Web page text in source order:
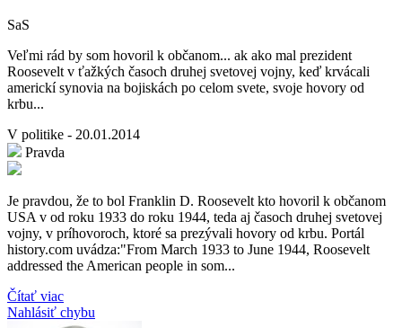
SaS
Veľmi rád by som hovoril k občanom... ak ako mal prezident
Roosevelt v ťažkých časoch druhej svetovej vojny, keď krvácali
americkí synovia na bojiskách po celom svete, svoje hovory od
krbu...
V politike - 20.01.2014
Pravda
Je pravdou, že to bol Franklin D. Roosevelt kto hovoril k občanom
USA v od roku 1933 do roku 1944, teda aj časoch druhej svetovej
vojny, v príhovoroch, ktoré sa prezývali hovory od krbu. Portál
history.com uvádza:"From March 1933 to June 1944, Roosevelt
addressed the American people in som...
Čítať viac
Nahlásiť chybu